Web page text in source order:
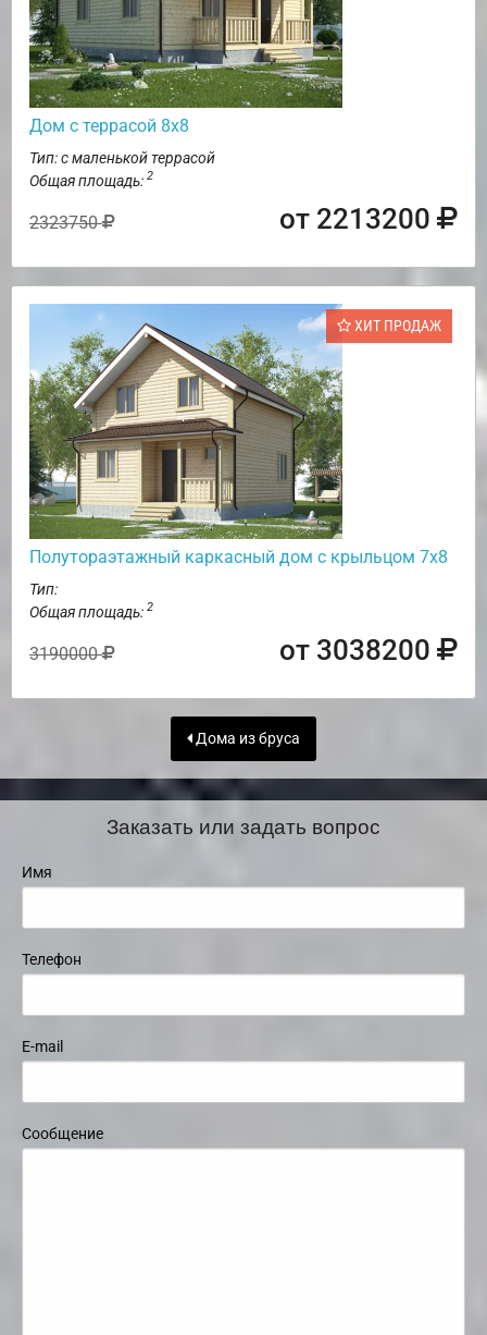
Дом с террасой 8х8
Тип: с маленькой террасой
Общая площадь: 2
2323750 от 2213200
ХИТ ПРОДАЖ
Полутораэтажный каркасный дом с крыльцом 7х8
Тип:
Общая площадь: 2
3190000 от 3038200
Дома из бруса
Заказать или задать вопрос
Имя
Телефон
E-mail
Сообщение